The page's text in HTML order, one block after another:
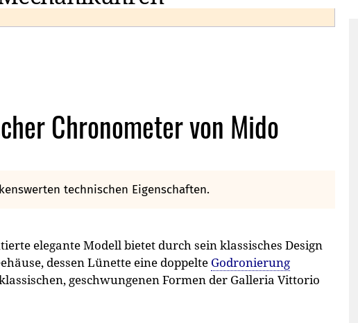
Chronometer von Mido
technischen Eigenschaften.
elegante Modell bietet durch sein klassisches Design
dessen Lünette eine doppelte Godronierung
geschwungenen Formen der Galleria Vittorio